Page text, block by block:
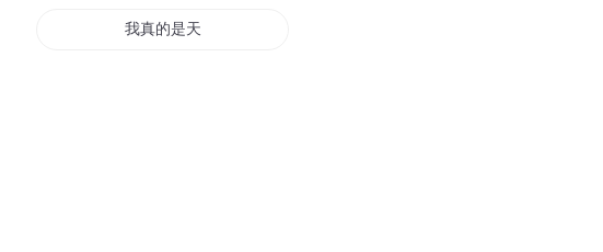
我真的是天煞欧星